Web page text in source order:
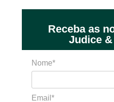
Receba as
Judice
Nome*
Email*